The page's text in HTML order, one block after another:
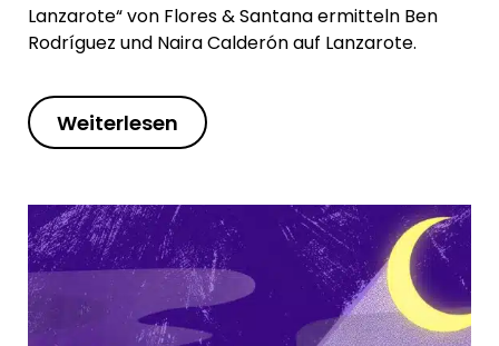
Lanzarote“ von Flores & Santana ermitteln Ben
Rodríguez und Naira Calderón auf Lanzarote.
Weiterlesen